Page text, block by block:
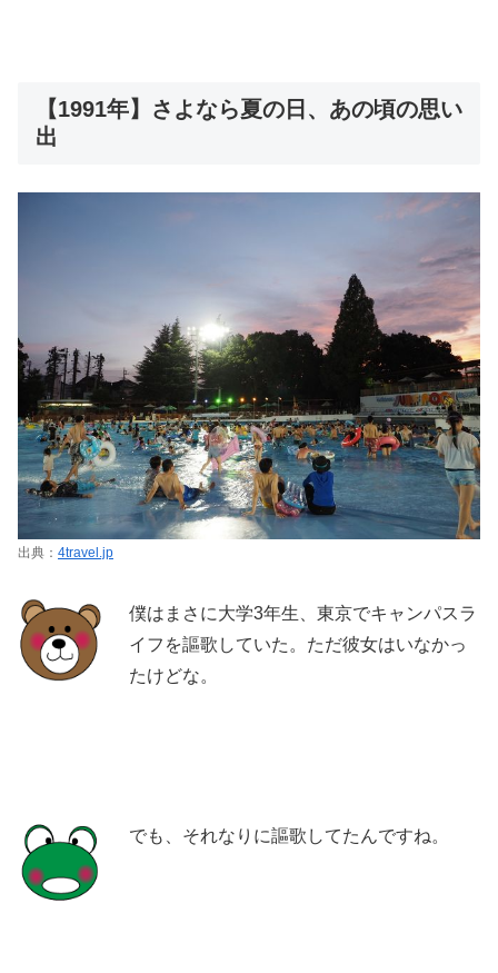
【1991年】さよなら夏の日、あの頃の思い
出
出典： 4travel.jp
僕はまさに大学3年生、東京でキャンパスラ
イフを謳歌していた。ただ彼女はいなかっ
たけどな。
でも、それなりに謳歌してたんですね。